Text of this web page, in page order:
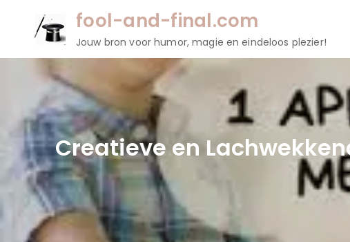
fool-and-final.com
Jouw bron voor humor, magie en eindeloos plezier!
Creatieve en